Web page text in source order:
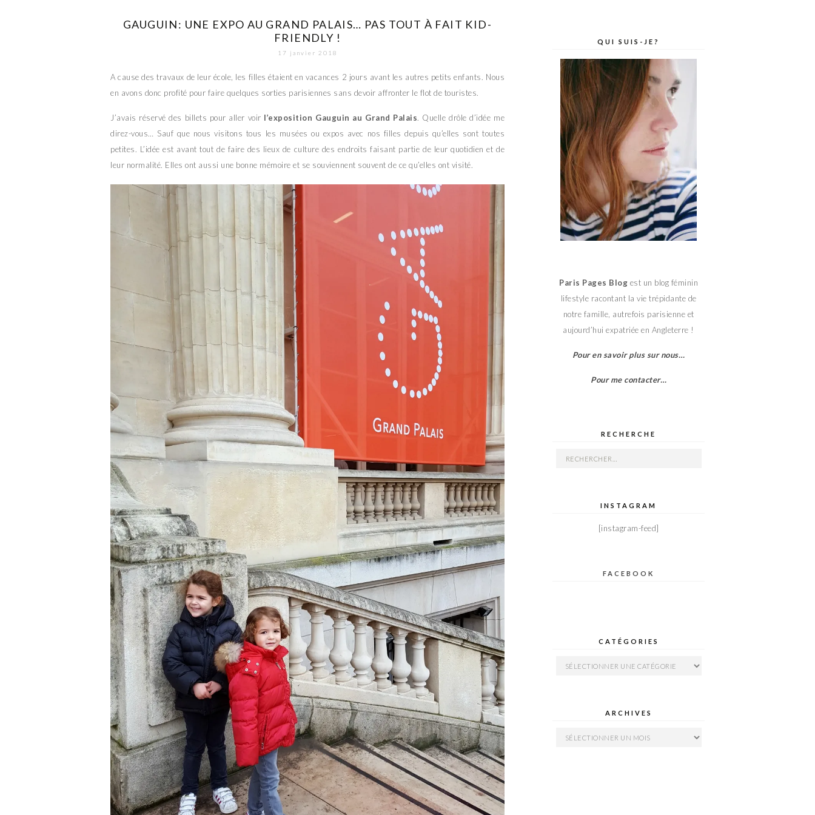
GAUGUIN: UNE EXPO AU GRAND PALAIS… PAS TOUT À FAIT KID-
FRIENDLY !
17 janvier 2018
A cause des travaux de leur école, les filles étaient en vacances 2 jours avant les autres petits enfants. Nous
en avons donc profité pour faire quelques sorties parisiennes sans devoir affronter le flot de touristes.
J’avais réservé des billets pour aller voir l’exposition Gauguin au Grand Palais. Quelle drôle d’idée me
direz-vous… Sauf que nous visitons tous les musées ou expos avec nos filles depuis qu’elles sont toutes
petites. L’idée est avant tout de faire des lieux de culture des endroits faisant partie de leur quotidien et de
leur normalité. Elles ont aussi une bonne mémoire et se souviennent souvent de ce qu’elles ont visité.
QUI SUIS-JE?
Paris Pages Blog est un blog féminin
lifestyle racontant la vie trépidante de
notre famille, autrefois parisienne et
aujourd’hui expatriée en Angleterre !
Pour en savoir plus sur nous…
Pour me contacter…
RECHERCHE
Rechercher :
INSTAGRAM
[instagram-feed]
FACEBOOK
CATÉGORIES
Catégories
ARCHIVES
Archives